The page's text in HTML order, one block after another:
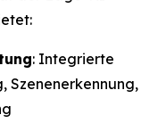
: Integrierte
Szenenerkennung,